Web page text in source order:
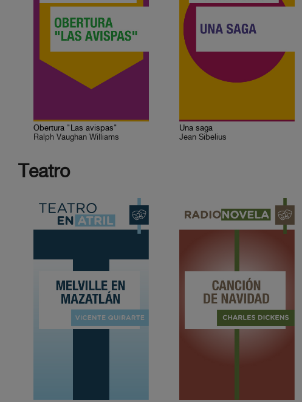
Obertura "Las avispas"
Ralph Vaughan Williams
Una saga
Jean Sibelius
Teatro